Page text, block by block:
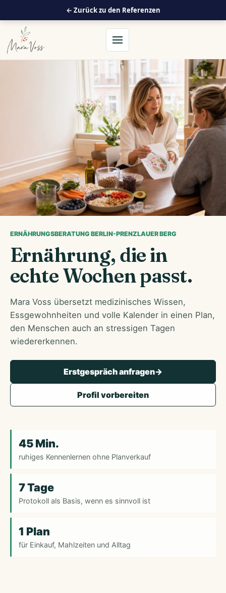
Menü öffnen
ERNÄHRUNGSBERATUNG BERLIN-PRENZLAUER BERG
Ernährung, die in
echte Wochen passt.
Mara Voss übersetzt medizinisches Wissen,
Essgewohnheiten und volle Kalender in einen Plan,
den Menschen auch an stressigen Tagen
wiedererkennen.
Erstgespräch anfragen->
Profil vorbereiten
45 Min.
ruhiges Kennenlernen ohne Planverkauf
7 Tage
Protokoll als Basis, wenn es sinnvoll ist
1 Plan
für Einkauf, Mahlzeiten und Alltag
← Zurück zu den Referenzen